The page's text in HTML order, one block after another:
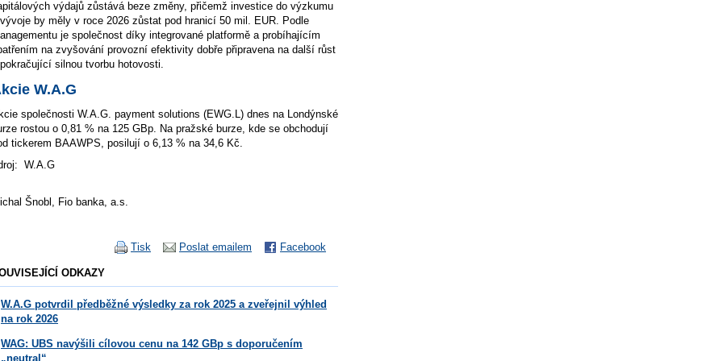
výdajů zůstává beze změny, přičemž investice do výzkumu
by měly v roce 2026 zůstat pod hranicí 50 mil. EUR. Podle
je společnost díky integrované platformě a probíhajícím
na zvyšování provozní efektivity dobře připravena na další růst
silnou tvorbu hotovosti.
W.A.G
společnosti W.A.G. payment solutions (EWG.L) dnes na Londýnské
rostou o 0,81 % na 125 GBp. Na pražské burze, kde se obchodují
tickerem BAAWPS, posilují o 6,13 % na 34,6 Kč.
W.A.G
Šnobl, Fio banka, a.s.
Facebook
Poslat emailem
Tisk
ODKAZY
W.A.G potvrdil předběžné výsledky za rok 2025 a zveřejnil výhled
na rok 2026
WAG: UBS navýšili cílovou cenu na 142 GBp s doporučením
„neutral“